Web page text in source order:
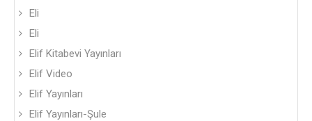
Eli
Eli
Elif Kitabevi Yayınları
Elif Video
Elif Yayınları
Elif Yayınları-Şule